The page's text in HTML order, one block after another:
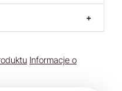
+
Informacje o